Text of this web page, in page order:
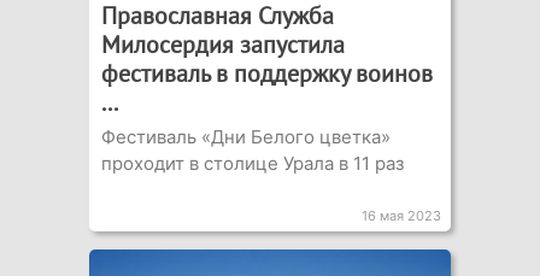
Православная Служба
Милосердия запустила
фестиваль в поддержку воинов
...
Фестиваль «Дни Белого цветка»
проходит в столице Урала в 11 раз
16 мая 2023